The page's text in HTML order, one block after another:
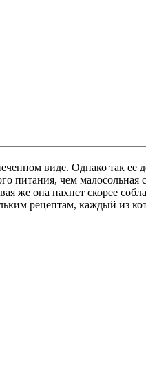
виде. Однако так ее
питания, чем малосольная
же она пахнет скорее
рецептам, каждый из